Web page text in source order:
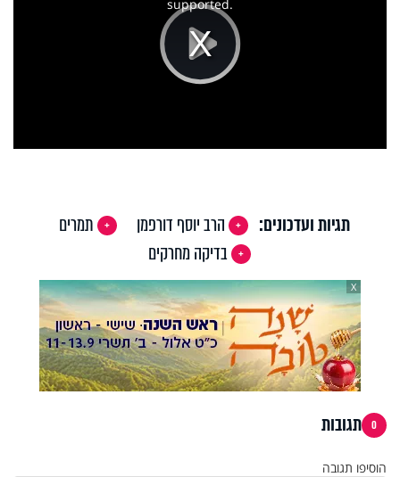
Play
supported.
תגיות ועדכונים: הרב יוסף דורפמן
תמרים
בדיקה מחרקים
X
0 תגובות
הוסיפו תגובה